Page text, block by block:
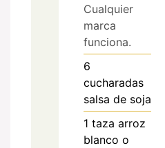
Cualquier
marca
funciona.
6
cucharadas
salsa de soja
1 taza arroz
blanco o